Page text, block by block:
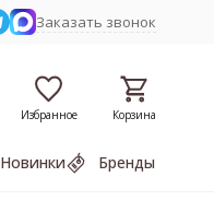
Заказать звонок
Избранное Корзина
Новинки Бренды